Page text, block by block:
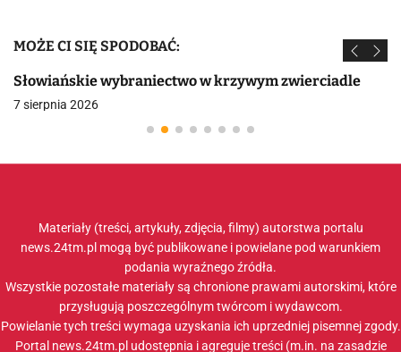
MOŻE CI SIĘ SPODOBAĆ:
Słowiańskie wybraniectwo w krzywym zwierciadle
7 sierpnia 2026
Materiały (treści, artykuły, zdjęcia, filmy) autorstwa portalu
news.24tm.pl mogą być publikowane i powielane pod warunkiem
podania wyraźnego źródła.
Wszystkie pozostałe materiały są chronione prawami autorskimi, które
przysługują poszczególnym twórcom i wydawcom.
Powielanie tych treści wymaga uzyskania ich uprzedniej pisemnej zgody.
Portal news.24tm.pl udostępnia i agreguje treści (m.in. na zasadzie